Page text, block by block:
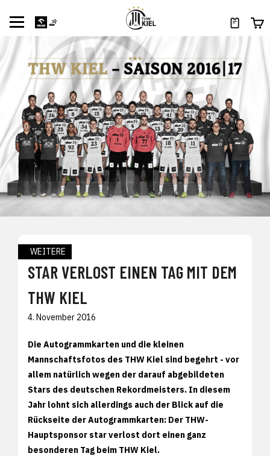
WEITERE
STAR VERLOST EINEN TAG MIT DEM
THW KIEL
4. November 2016
Die Autogrammkarten und die kleinen
Mannschaftsfotos des THW Kiel sind begehrt - vor
allem natürlich wegen der darauf abgebildeten
Stars des deutschen Rekordmeisters. In diesem
Jahr lohnt sich allerdings auch der Blick auf die
Rückseite der Autogrammkarten: Der THW-
Hauptsponsor star verlost dort einen ganz
besonderen Tag beim THW Kiel.